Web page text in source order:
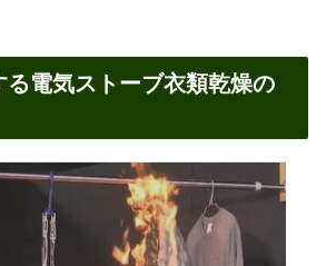
る電気ストーブ衣類乾燥の